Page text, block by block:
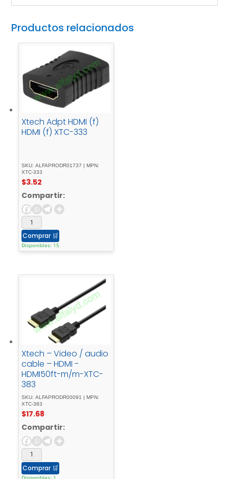
Productos relacionados
Xtech Adpt HDMI (f)
HDMI (f) XTC-333
SKU: ALFAPRODR01737 | MPN:
XTC-333
$3.52
Compartir:
Comprar 🛒
Disponibles: 15
Xtech – Video / audio
cable – HDMI -
HDMI50ft-m/m-XTC-
383
SKU: ALFAPRODR00091 | MPN:
XTC-383
$17.68
Compartir:
Comprar 🛒
Disponibles: 1